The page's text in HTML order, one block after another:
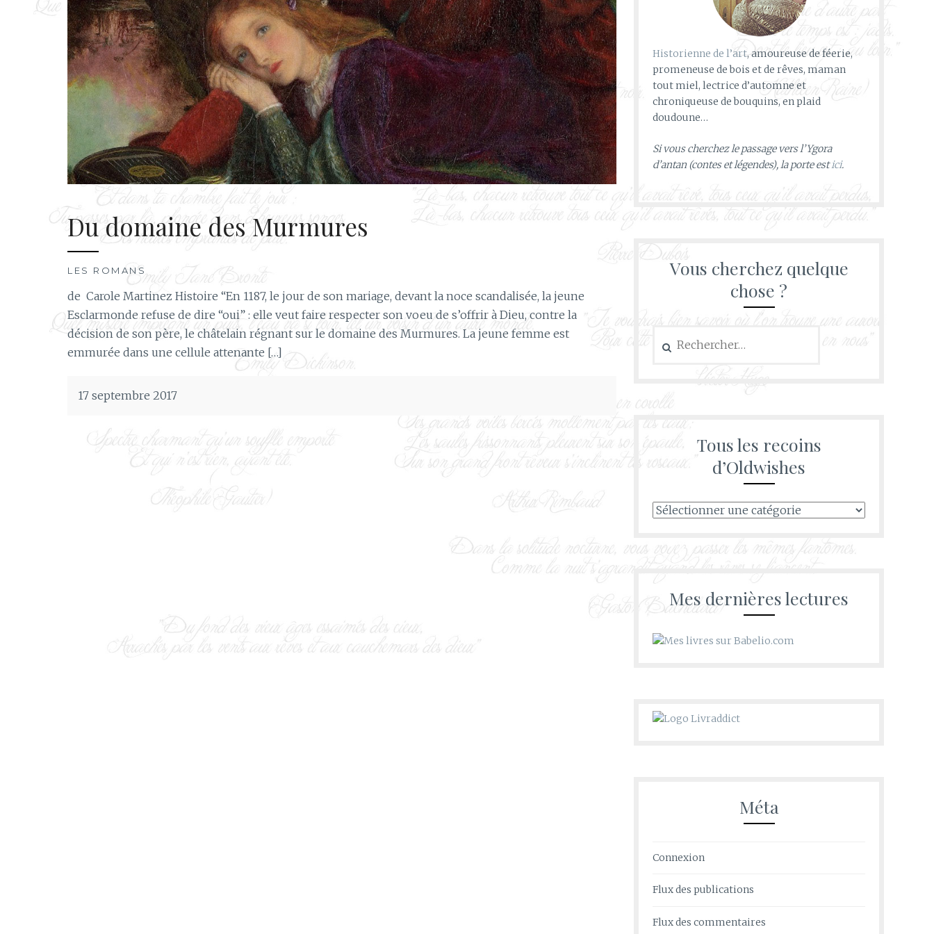
Du domaine des Murmures
LES ROMANS
de Carole Martinez Histoire “En 1187, le jour de son mariage, devant la noce scandalisée, la jeune
Esclarmonde refuse de dire “oui” : elle veut faire respecter son voeu de s’offrir à Dieu, contre la
décision de son père, le châtelain régnant sur le domaine des Murmures. La jeune femme est
emmurée dans une cellule attenante […]
17 septembre 2017
Historienne de l’art, amoureuse de féerie,
promeneuse de bois et de rêves, maman
tout miel, lectrice d’automne et
chroniqueuse de bouquins, en plaid
doudoune…
Si vous cherchez le passage vers l’Ygora
d’antan (contes et légendes), la porte estici.
Vous cherchez quelque
chose ?
Tous les recoins
d’Oldwishes
Tous
d’Oldwishes
Mes dernières lectures
Méta
Connexion
Flux des publications
Flux des commentaires